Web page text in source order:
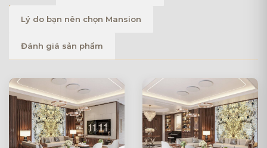
Lý do bạn nên chọn Mansion
Đánh giá sản phẩm